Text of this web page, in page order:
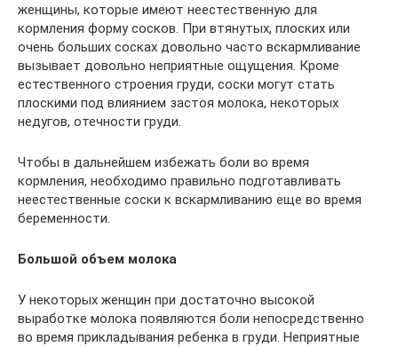
женщины, которые имеют неестественную для
кормления форму сосков. При втянутых, плоских или
очень больших сосках довольно часто вскармливание
вызывает довольно неприятные ощущения. Кроме
естественного строения груди, соски могут стать
плоскими под влиянием застоя молока, некоторых
недугов, отечности груди.
Чтобы в дальнейшем избежать боли во время
кормления, необходимо правильно подготавливать
неестественные соски к вскармливанию еще во время
беременности.
Большой объем молока
У некоторых женщин при достаточно высокой
выработке молока появляются боли непосредственно
во время прикладывания ребенка в груди. Неприятные